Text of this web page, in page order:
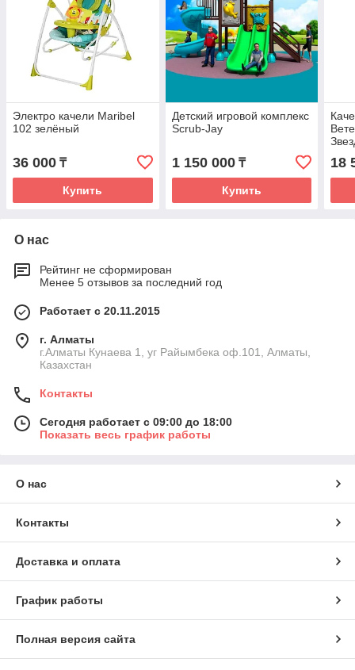
Электро качели Maribel
102 зелёный
36 000 ₸
Купить
Детский игровой комплекс
Scrub-Jay
1 150 000₸
Купить
18
О нас
Рейтинг не сформирован
Менее 5 отзывов за последний год
Работает с 20.11.2015
г. Алматы
г.Алматы Кунаева 1, уг Райымбека оф.101, Алматы,
Казахстан
Контакты
Сегодня работает с 09:00 до 18:00
Показать весь график работы
О нас
Контакты
Доставка и оплата
График работы
Полная версия сайта